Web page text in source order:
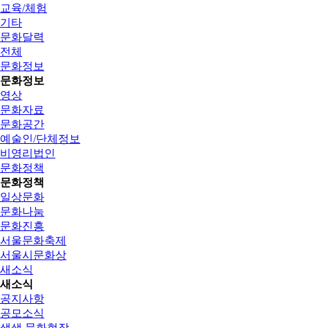
교육/체험
기타
문화달력
전체
문화정보
문화정보
영상
문화자료
문화공간
예술인/단체정보
비영리법인
문화정책
문화정책
일상문화
문화나눔
문화진흥
서울문화축제
서울시문화상
새소식
새소식
공지사항
공모소식